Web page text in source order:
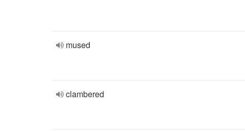
mused
clambered